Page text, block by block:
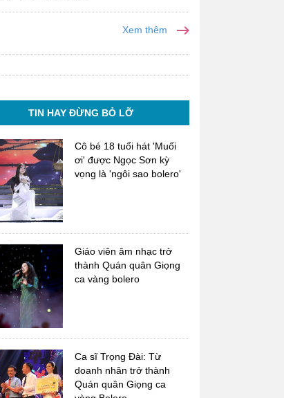
Xem thêm
TIN HAY ĐỪNG BỎ LỠ
Cô bé 18 tuổi hát 'Muối
ơi' được Ngọc Sơn kỳ
vọng là 'ngôi sao bolero'
Giáo viên âm nhạc trở
thành Quán quân Giọng
ca vàng bolero
Ca sĩ Trọng Đài: Từ
doanh nhân trở thành
Quán quân Giọng ca